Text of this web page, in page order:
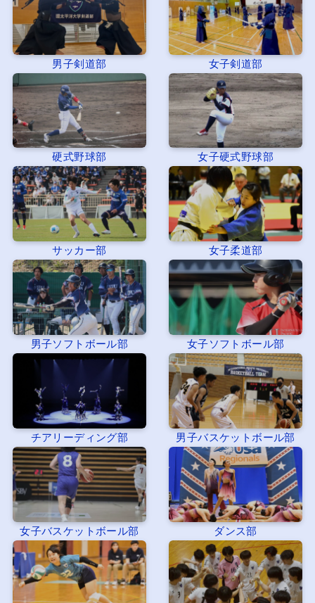
男子剣道部 女子剣道部
硬式野球部 女子硬式野球部
サッカー部 女子柔道部
男子ソフトボール部 女子ソフトボール部
チアリーディング部 男子バスケットボール部
女子バスケットボール部 ダンス部